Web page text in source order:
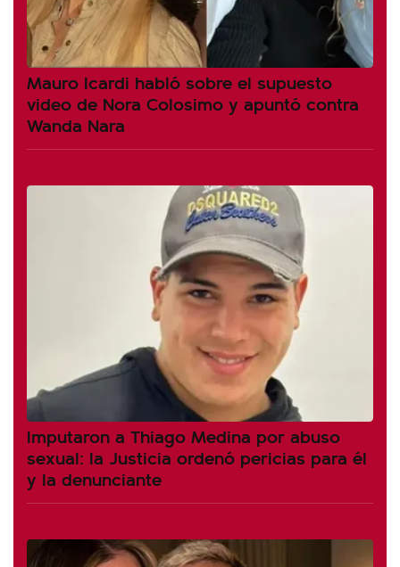
Mauro Icardi habló sobre el supuesto
video de Nora Colosimo y apuntó contra
Wanda Nara
Imputaron a Thiago Medina por abuso
sexual: la Justicia ordenó pericias para él
y la denunciante